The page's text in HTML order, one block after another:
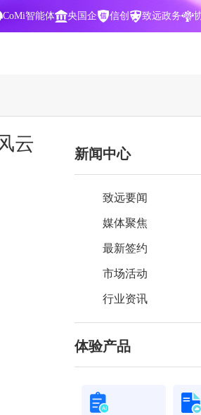
CoMi智能体 央国企 信创 致远政务
Agent驱动，千人千面，高效办
让数字资产为企业运营管理决
构建一体化协同运营管理平台
智能风控合规
穿透式智能合同
企业人力穿透合规管控
新闻中心
致远要闻
媒体聚焦
最新签约
市场活动
行业资讯
体验产品
云